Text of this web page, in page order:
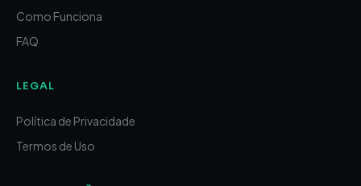
Como Funciona
FAQ
LEGAL
Política de Privacidade
Termos de Uso